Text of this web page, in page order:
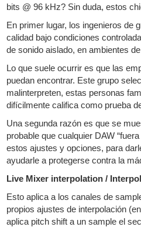
bits @ 96 kHz? Sin duda, estos
En primer lugar, los ingenieros de
calidad bajo condiciones
de sonido aislado, en ambientes
Lo que suele ocurrir es que las
puedan encontrar. Este grupo
malinterpreten, estas personas
difícilmente califica como prueba
Una segunda razón es que se
probable que cualquier DAW
estos ajustes y opciones, para
ayudarle a protegerse contra la
Live Mixer interpolation /
Esto aplica a los canales de
propios ajustes de interpolación
aplica pitch shift a un sample el